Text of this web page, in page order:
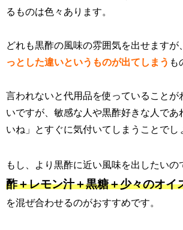
るものは色々あります。
どれも黒酢の風味の雰囲気を出せますが、
っとした違いというものが出てしまう も
言われないと代用品を使っていることが
いですが、敏感な人や黒酢好きな人であ
いね」とすぐに気付いてしまうことでし
もし、より黒酢に近い風味を出したいの
酢＋レモン汁＋黒糖＋少々のオイ
を混ぜ合わせるのがおすすめです。